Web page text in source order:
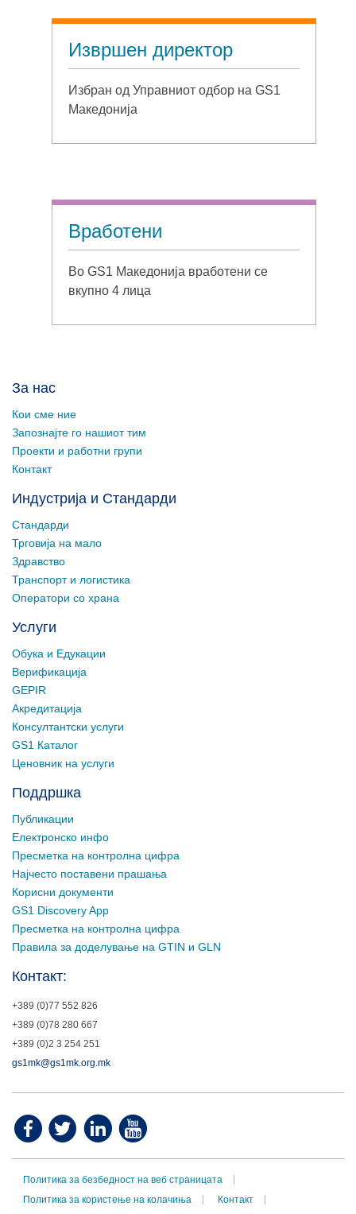
Извршен директор
Избран од Управниот одбор на GS1
Македонија
Вработени
Во GS1 Македонија вработени се
вкупно 4 лица
За нас
Кои сме ние
Запознајте го нашиот тим
Проекти и работни групи
Контакт
Индустрија и Стандарди
Стандарди
Трговија на мало
Здравство
Транспорт и логистика
Оператори со храна
Услуги
Обука и Едукации
Верификација
GEPIR
Акредитација
Консултантски услуги
GS1 Каталог
Ценовник на услуги
Поддршка
Публикации
Електронско инфо
Пресметка на контролна цифра
Најчесто поставени прашања
Корисни документи
GS1 Discovery App
Пресметка на контролна цифра
Правила за доделување на GTIN и GLN
Контакт:
+389 (0)77 552 826
+389 (0)78 280 667
+389 (0)2 3 254 251
gs1mk@gs1mk.org.mk
Политика за безбедност на веб страницата
Политика за користење на колачиња
Контакт